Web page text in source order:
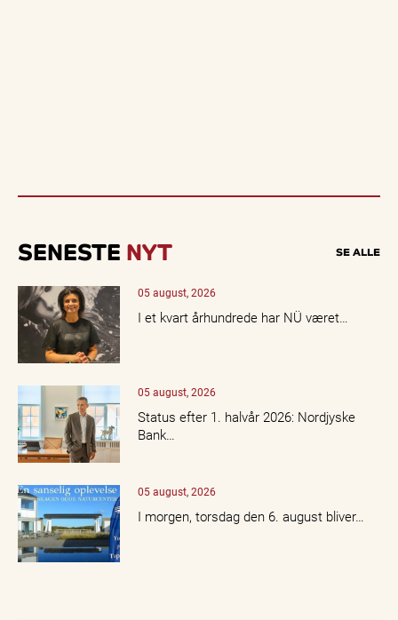
SENESTE NYT SE ALLE
05 august, 2026
I et kvart århundrede har NÜ været…
05 august, 2026
Status efter 1. halvår 2026: Nordjyske
Bank…
05 august, 2026
I morgen, torsdag den 6. august bliver…